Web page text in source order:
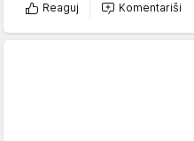
Reaguj Komentariši